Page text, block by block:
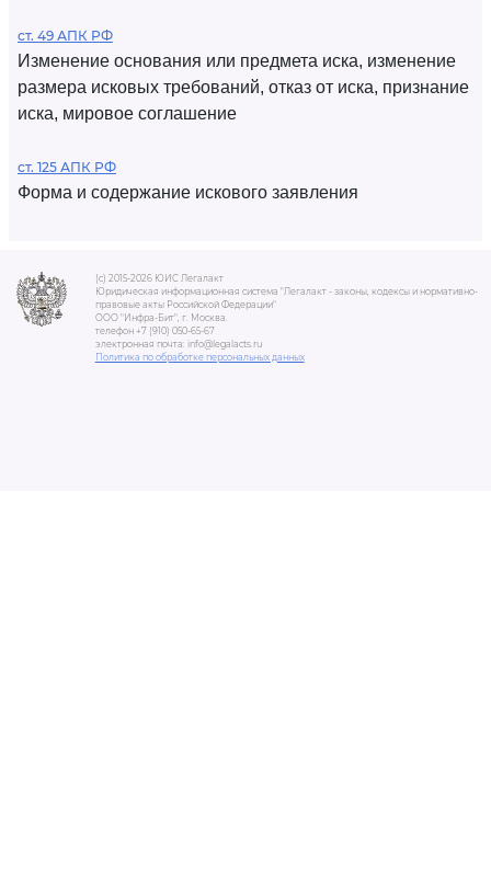
ст. 49 АПК РФ
Изменение основания или предмета иска, изменение
размера исковых требований, отказ от иска, признание
иска, мировое соглашение
ст. 125 АПК РФ
Форма и содержание искового заявления
(c) 2015-2026 ЮИС Легалакт
Юридическая информационная система "Легалакт - законы, кодексы и нормативно-
правовые акты Российской Федерации"
ООО "Инфра-Бит", г. Москва.
телефон +7 (910) 050-65-67
электронная почта: info@legalacts.ru
Политика по обработке персональных данных